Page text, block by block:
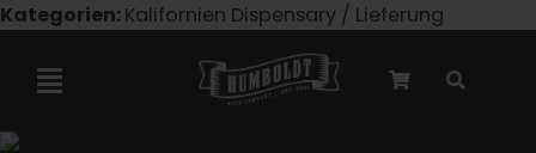
Zum
springen
Kategorien:Kalifornien Dispensary / Lieferung
Navigation